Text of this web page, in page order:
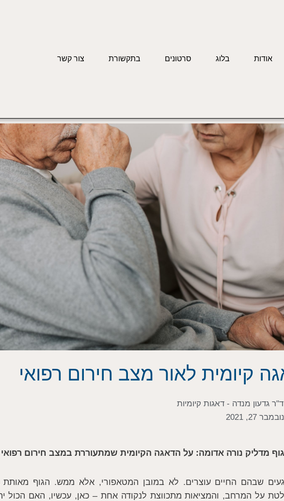
אודות בלוג סרטונים בתקשורת צור קשר
קיומית לאור מצב חירום רפואי
ד"ר גדעון מנדה - דאגות קיומיות
נובמבר 27, 2021
מדליק נורה אדומה: על הדאגה הקיומית שמתעוררת במצב חירום רפואי
שבהם החיים עוצרים. לא במובן המטאפורי, אלא ממש. הגוף מאותת
על המרחב, והמציאות מתכווצת לנקודה אחת – כאן, עכשיו, האם הכול